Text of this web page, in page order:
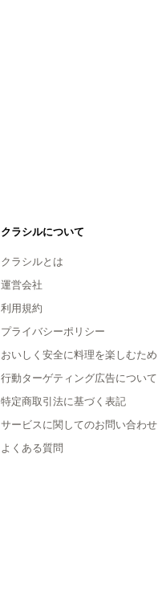
クラシルについて
クラシルとは
運営会社
利用規約
プライバシーポリシー
おいしく安全に料理を楽しむため
行動ターゲティング広告について
特定商取引法に基づく表記
サービスに関してのお問い合わせ
よくある質問